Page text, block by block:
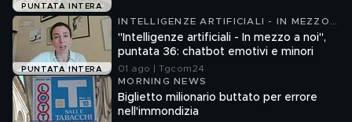
PUNTATA INTERA
PUNTATA INTERA
INTELLIGENZE ARTIFICIALI - IN MEZZO
A NOI
"Intelligenze artificiali - In mezzo a noi",
puntata 36: chatbot emotivi e minori
01 ago | Tgcom24
MORNING NEWS
Biglietto milionario buttato per errore
nell'immondizia